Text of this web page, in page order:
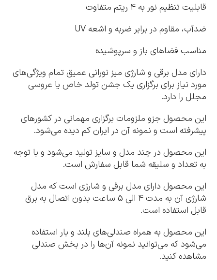
قابلیت تنظیم نور به 4 ریتم متفاوت
ضدآب، مقاوم در برابر ضربه و اشعه UV
مناسب فضاهای باز و سرپوشیده
دارای مدل برقی و شارژی میز نورانی عمیق تمام ویژگی‌های
مورد نیاز برای برگزاری یک جشن تولد خاص یا عروسی
مجلل را دارد.
این محصول جزو ملزومات برگزاری مهمانی در کشورهای
پیشرفته است و نمونه آن در ایران کم دیده می‌شود.
این محصول در چند مدل و سایز تولید می‌شود و با توجه
به تعداد و سلیقه شما قابل سفارش است.
این محصول دارای مدل برقی و شارژی است که مدل
شارژی آن به مدت 4 الی 5 ساعت بدون اتصال به برق
قابل استفاده است.
این محصول به همراه صندلی‌های بلند و بار استفاده
می‌شود که می‌توانید نمونه آن‌ها را در بخش صندلی
مشاهده کنید.